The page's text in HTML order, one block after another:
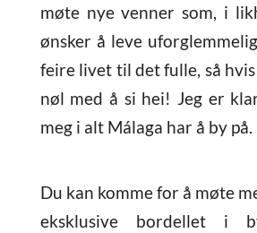
møte nye venner som, i
ønsker å leve
feire livet til det fulle, så
nøl med å si hei! Jeg er
meg i alt Málaga har å by på.
Du kan komme for å møte
eksklusive bordellet i